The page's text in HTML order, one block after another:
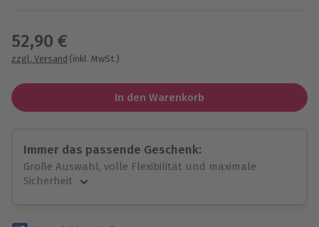
52,90 €
zzgl. Versand (inkl. MwSt.)
In den Warenkorb
Immer das passende Geschenk:
Große Auswahl, volle Flexibilität und maximale
Sicherheit